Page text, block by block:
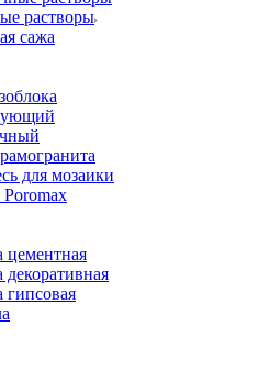
растворы
сажа
для мозаики
Poromax
цементная
гипсовая